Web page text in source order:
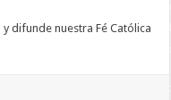
y difunde nuestra Fé Católica